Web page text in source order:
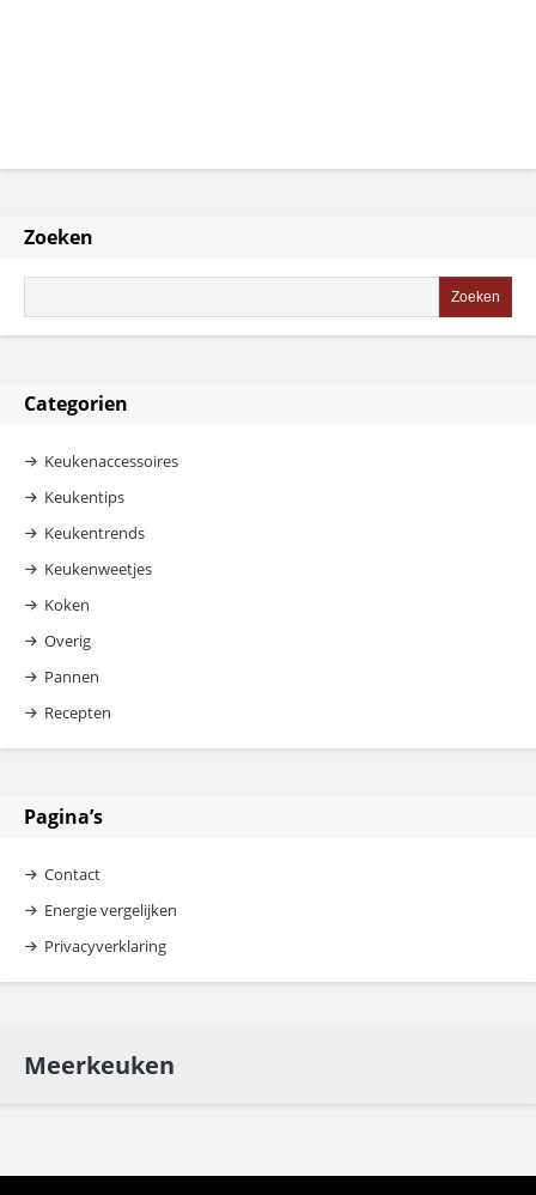
Zoeken
Categorien
Keukenaccessoires
Keukentips
Keukentrends
Keukenweetjes
Koken
Overig
Pannen
Recepten
Pagina’s
Contact
Energie vergelijken
Privacyverklaring
Meerkeuken